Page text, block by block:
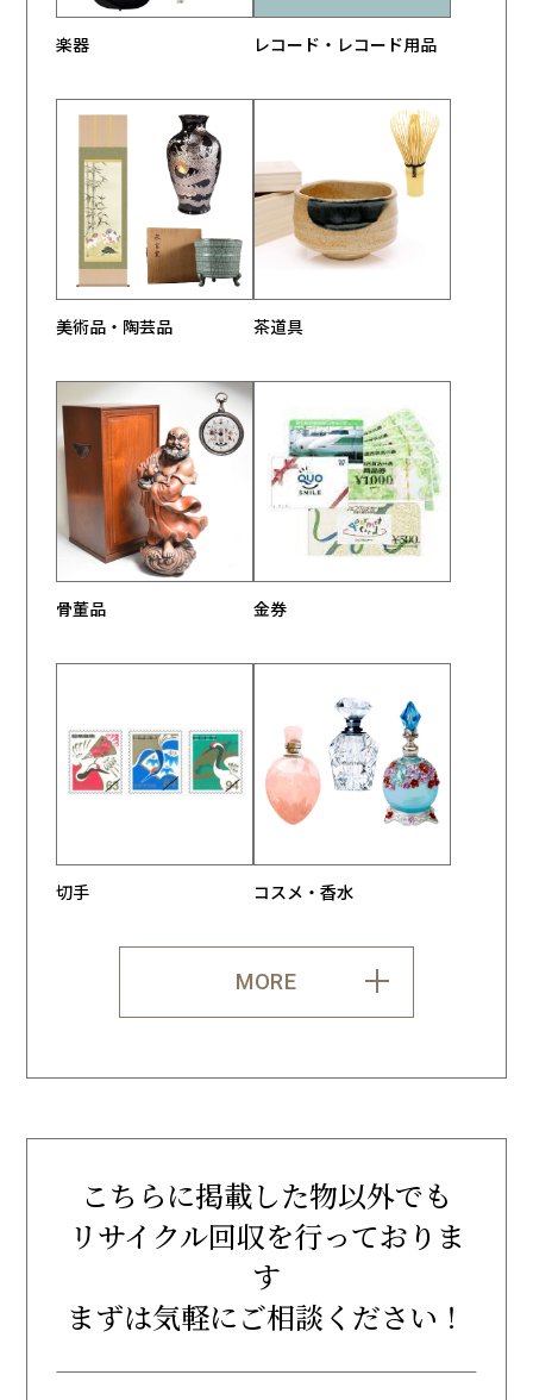
楽器 レコード・レコード用品
美術品・陶芸品 茶道具
骨董品 金券
切手 コスメ・香水
こちらに掲載した物以外でも
リサイクル回収を行っておりま
す
まずは気軽にご相談ください！